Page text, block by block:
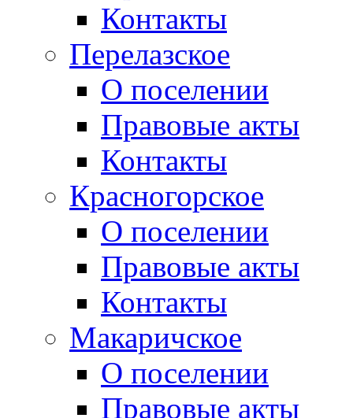
Контакты
Перелазское
О поселении
Правовые акты
Контакты
Красногорское
О поселении
Правовые акты
Контакты
Макаричское
О поселении
Правовые акты